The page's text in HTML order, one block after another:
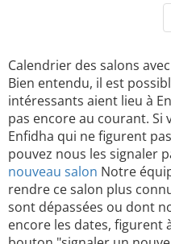
Calendrier des salons
Bien entendu, il est
intéressants aient lieu à
pas encore au courant. Si
Enfidha qui ne figurent
pouvez nous les signaler
nouveau salon Notre
rendre ce salon plus
sont dépassées ou dont
encore les dates, figurent